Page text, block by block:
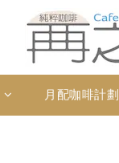
月配咖啡計劃